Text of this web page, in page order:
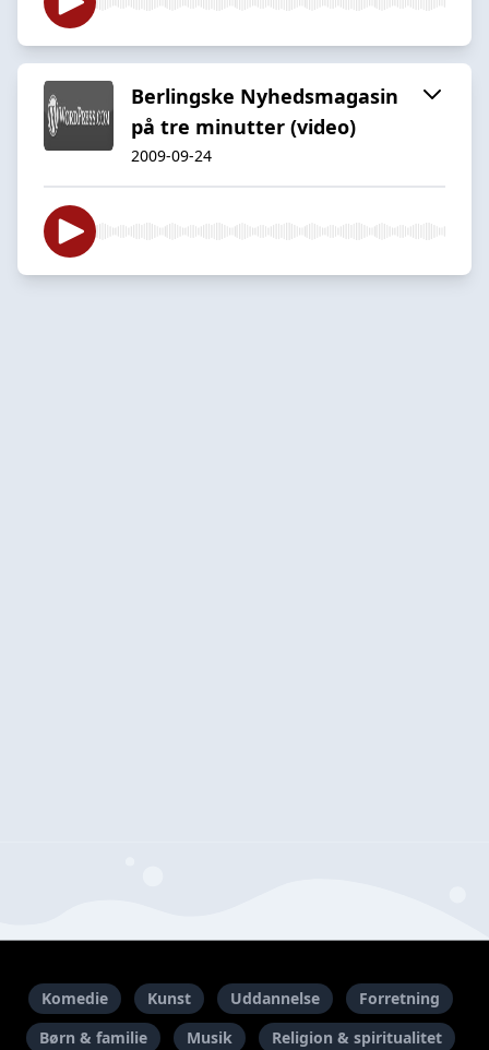
Berlingske Nyhedsmagasin
på tre minutter (video)
2009-09-24
Komedie Kunst Uddannelse
Forretning
Børn & familie
Musik Religion & spiritualitet